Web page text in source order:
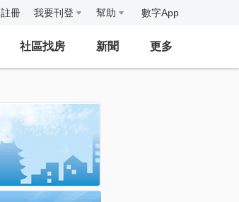
註冊 我要刊登 幫助 數字App
社區找房 新聞 更多